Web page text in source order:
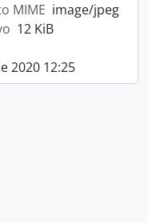
MIME image/jpeg
12 KiB
2020 12:25